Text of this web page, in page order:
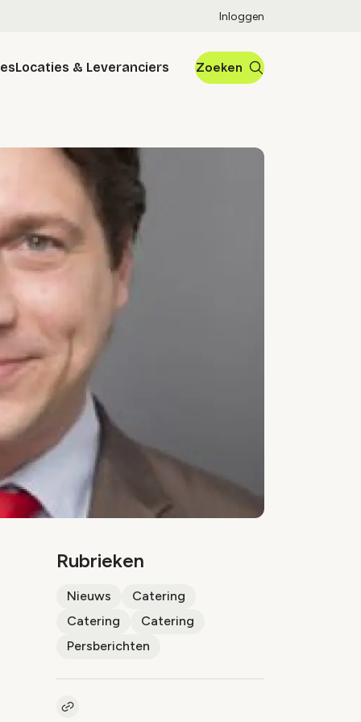
Inloggen
Locaties & Leveranciers Zoeken
Rubrieken
Nieuws
Catering
Catering
Catering
Persberichten
Kopieer link naar artikel